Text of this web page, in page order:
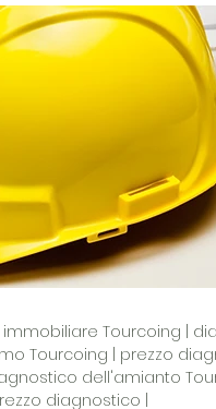
Tourcoing |
Tourcoing | prezzo
dell'amianto
diagnostico |